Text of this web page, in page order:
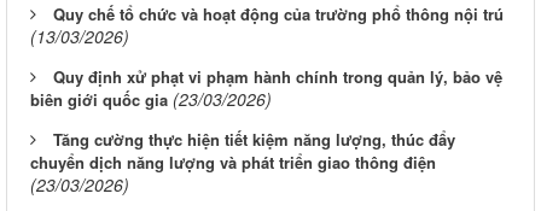
Quy chế tổ chức và hoạt động của trường phổ thông nội trú
(13/03/2026)
Quy định xử phạt vi phạm hành chính trong quản lý, bảo vệ
biên giới quốc gia (23/03/2026)
Tăng cường thực hiện tiết kiệm năng lượng, thúc đẩy
chuyển dịch năng lượng và phát triển giao thông điện
(23/03/2026)